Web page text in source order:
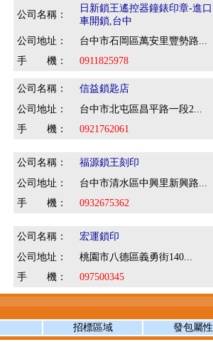
公司名稱：
日新鎖王遙控器鐘錶印章-進口
車開鎖,台中
公司地址： 台中市石岡區萬安里豐勢路...
手 機：
0911825978
公司名稱： 信益鎖匙店
公司地址：
台中市北屯區昌平路一段2...
手 機：
0921762061
公司名稱： 福源鎖王刻印
公司地址：
台中市清水區中興里新興路...
手 機：
0932675362
公司名稱： 宏運鎖印
公司地址：
桃園市八德區義勇街140...
手 機：
097500345
招標區域 發包屬性